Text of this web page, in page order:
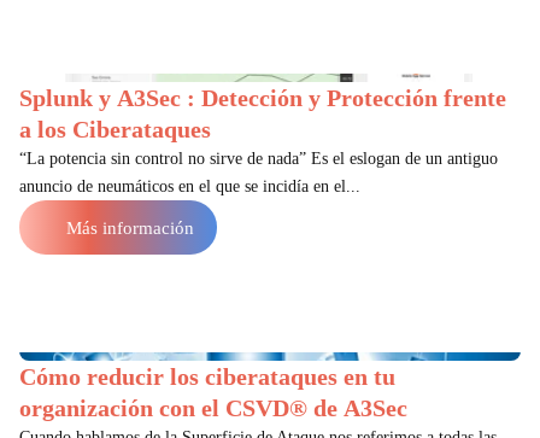
Splunk y A3Sec : Detección y Protección frente
a los Ciberataques
“La potencia sin control no sirve de nada” Es el eslogan de un antiguo
anuncio de neumáticos en el que se incidía en el...
Más información
Cómo reducir los ciberataques en tu
organización con el CSVD® de A3Sec